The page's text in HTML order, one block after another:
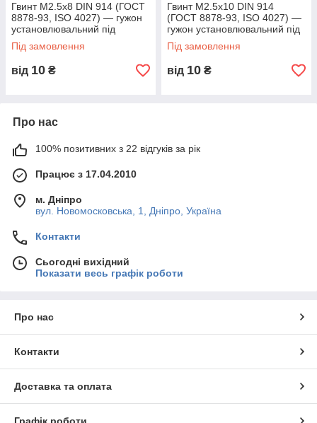
Гвинт М2.5х8 DIN 914 (ГОСТ
8878-93, ISO 4027) — гужон
установлювальний під
шестигранний ключ
Під замовлення
від 10 ₴
Гвинт М2.5х10 DIN 914
(ГОСТ 8878-93, ISO 4027) —
гужон установлювальний під
шестигранний ключ
Під замовлення
від 10 ₴
Про нас
100% позитивних з 22 відгуків за рік
Працює з 17.04.2010
м. Дніпро
вул. Новомосковська, 1, Дніпро, Україна
Контакти
Сьогодні вихідний
Показати весь графік роботи
Про нас
Контакти
Доставка та оплата